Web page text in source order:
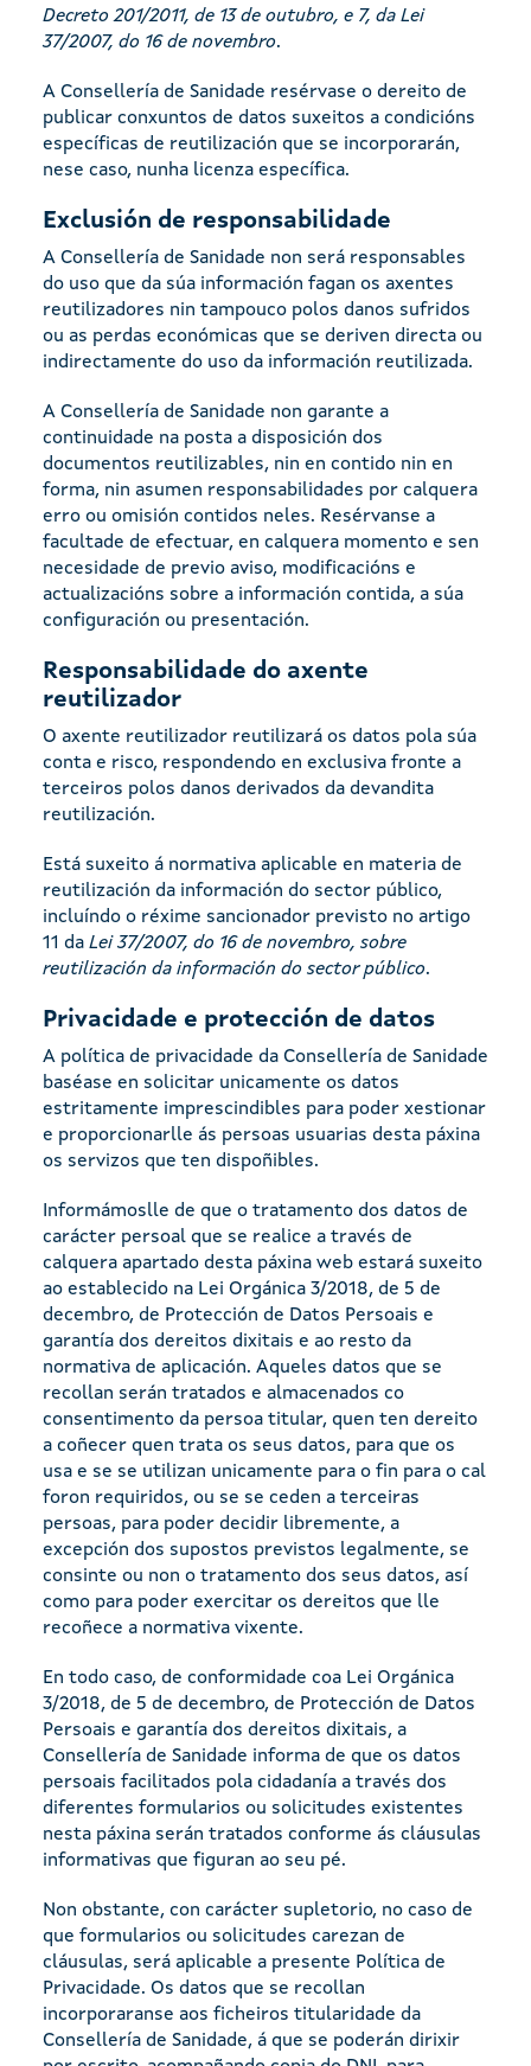
Decreto 201/2011, de 13 de outubro, e 7, da Lei
37/2007, do 16 de novembro.
A Consellería de Sanidade resérvase o dereito de
publicar conxuntos de datos suxeitos a condicións
específicas de reutilización que se incorporarán,
nese caso, nunha licenza específica.
Exclusión de responsabilidade
A Consellería de Sanidade non será responsables
do uso que da súa información fagan os axentes
reutilizadores nin tampouco polos danos sufridos
ou as perdas económicas que se deriven directa ou
indirectamente do uso da información reutilizada.
A Consellería de Sanidade non garante a
continuidade na posta a disposición dos
documentos reutilizables, nin en contido nin en
forma, nin asumen responsabilidades por calquera
erro ou omisión contidos neles. Resérvanse a
facultade de efectuar, en calquera momento e sen
necesidade de previo aviso, modificacións e
actualizacións sobre a información contida, a súa
configuración ou presentación.
Responsabilidade do axente
reutilizador
O axente reutilizador reutilizará os datos pola súa
conta e risco, respondendo en exclusiva fronte a
terceiros polos danos derivados da devandita
reutilización.
Está suxeito á normativa aplicable en materia de
reutilización da información do sector público,
incluíndo o réxime sancionador previsto no artigo
11 da Lei 37/2007, do 16 de novembro, sobre
reutilización da información do sector público.
Privacidade e protección de datos
A política de privacidade da Consellería de Sanidade
baséase en solicitar unicamente os datos
estritamente imprescindibles para poder xestionar
e proporcionarlle ás persoas usuarias desta páxina
os servizos que ten dispoñibles.
Informámoslle de que o tratamento dos datos de
carácter persoal que se realice a través de
calquera apartado desta páxina web estará suxeito
ao establecido na Lei Orgánica 3/2018, de 5 de
decembro, de Protección de Datos Persoais e
garantía dos dereitos dixitais e ao resto da
normativa de aplicación. Aqueles datos que se
recollan serán tratados e almacenados co
consentimento da persoa titular, quen ten dereito
a coñecer quen trata os seus datos, para que os
usa e se se utilizan unicamente para o fin para o cal
foron requiridos, ou se se ceden a terceiras
persoas, para poder decidir libremente, a
excepción dos supostos previstos legalmente, se
consinte ou non o tratamento dos seus datos, así
como para poder exercitar os dereitos que lle
recoñece a normativa vixente.
En todo caso, de conformidade coa Lei Orgánica
3/2018, de 5 de decembro, de Protección de Datos
Persoais e garantía dos dereitos dixitais, a
Consellería de Sanidade informa de que os datos
persoais facilitados pola cidadanía a través dos
diferentes formularios ou solicitudes existentes
nesta páxina serán tratados conforme ás cláusulas
informativas que figuran ao seu pé.
Non obstante, con carácter supletorio, no caso de
que formularios ou solicitudes carezan de
cláusulas, será aplicable a presente Política de
Privacidade. Os datos que se recollan
incorporaranse aos ficheiros titularidade da
Consellería de Sanidade, á que se poderán dirixir